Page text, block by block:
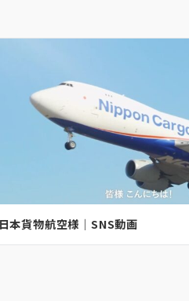
本貨物航空様｜SNS動画